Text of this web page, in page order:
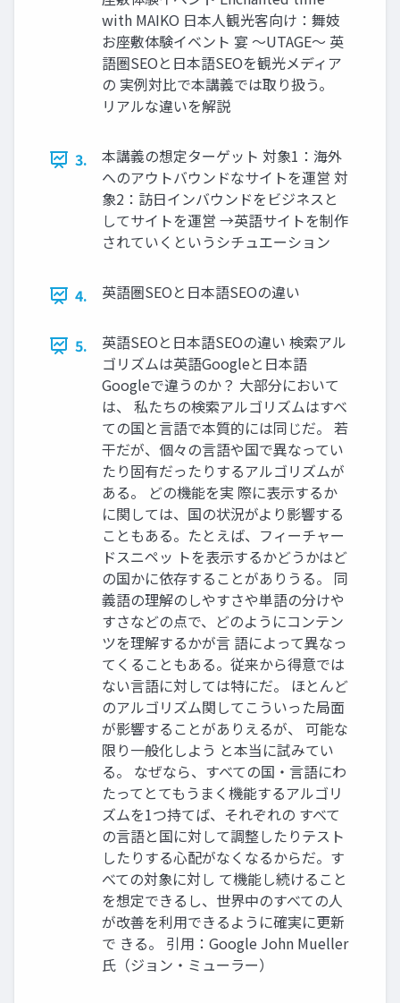
with MAIKO 日本人観光客向け：舞妓
お座敷体験イベント 宴 〜UTAGE〜 英
語圏SEOと日本語SEOを観光メディア
の 実例対比で本講義では取り扱う。
リアルな違いを解説
3.
本講義の想定ターゲット 対象1：海外
へのアウトバウンドなサイトを運営 対
象2：訪日インバウンドをビジネスと
してサイトを運営 →英語サイトを制作
されていくというシチュエーション
4. 英語圏SEOと日本語SEOの違い
5.
英語SEOと日本語SEOの違い 検索アル
ゴリズムは英語Googleと日本語
Googleで違うのか？ 大部分において
は、 私たちの検索アルゴリズムはすべ
ての国と言語で本質的には同じだ。 若
干だが、個々の言語や国で異なってい
たり固有だったりするアルゴリズムが
ある。 どの機能を実 際に表示するか
に関しては、国の状況がより影響する
こともある。たとえば、フィーチャー
ドスニペッ トを表示するかどうかはど
の国かに依存することがありうる。 同
義語の理解のしやすさや単語の分けや
すさなどの点で、どのようにコンテン
ツを理解するかが言 語によって異なっ
てくることもある。従来から得意では
ない言語に対しては特にだ。 ほとんど
のアルゴリズム関してこういった局面
が影響することがありえるが、 可能な
限り一般化しよう と本当に試みてい
る。 なぜなら、すべての国・言語にわ
たってとてもうまく機能するアルゴリ
ズムを1つ持てば、それぞれの すべて
の言語と国に対して調整したりテスト
したりする心配がなくなるからだ。す
べての対象に対し て機能し続けること
を想定できるし、世界中のすべての人
が改善を利用できるように確実に更新
で きる。 引用：Google John Mueller
氏（ジョン・ミューラー）